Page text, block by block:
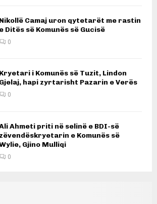
Nikollë Camaj uron qytetarët me rastin
e Ditës së Komunës së Gucisë
0
Kryetari i Komunës së Tuzit, Lindon
Gjelaj, hapi zyrtarisht Pazarin e Verës
0
Ahmeti priti në selinë e BDI-së
zëvendëskryetarin e Komunës së
Gjino Mulliqi
0